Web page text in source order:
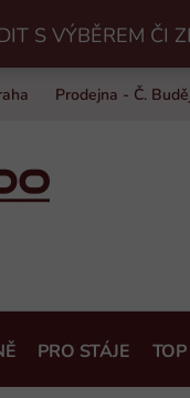
S VÝBĚREM ČI
Prodejna - Č.
PRO STÁJE